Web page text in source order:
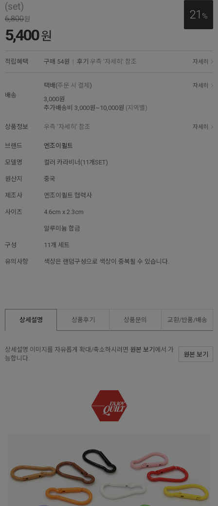
(set)
21 %
6,800원
5,400원
적립혜택 구매 54원 | 후기 우측 '자세히' 참조 자세히
배송
택배(주문 시 결제 ) 자세히
3,000원
추가배송비 3,000원~10,000원 (지역별)
상품정보 우측 '자세히' 참조 자세히
브랜드 엔조이퀼트
모델명 컬러 카라비너(11개SET)
원산지 중국
제조사 엔조이퀼트 협력사
사이즈 4.6cm x 2.3cm
알루미늄 합금
구성 11개 세트
유의사항 색상은 랜덤구성으로 색상이 중복될 수 있습니다.
상세설명 상품후기 상품문의 교환/반품/배송
상세설명 이미지를 자유롭게 확대/축소하시려면 원본 보기 에서 가
능합니다.
원본 보기